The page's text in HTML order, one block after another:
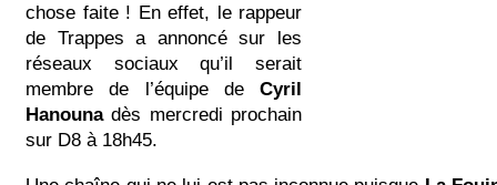
chose faite ! En effet, le rappeur
de Trappes a annoncé sur les
réseaux sociaux qu’il serait
membre de l’équipe de Cyril
Hanounadès mercredi prochain
sur D8 à 18h45.